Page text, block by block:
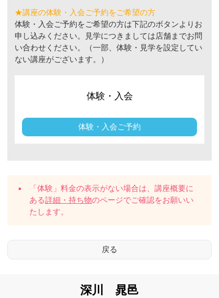
★講座の体験・入会ご予約をご希望の方
体験・入会ご予約をご希望の方は下記のボタンよりお
申し込みください。見学につきましては店舗までお問
い合わせください。（一部、体験・見学を設定してい
ない講座がございます。）
体験・入会
体験・入会ご予約
「体験」料金の表示がない場合は、講座概要に
ある詳細・持ち物のページでご確認をお願いい
たします。
深川 晁邑